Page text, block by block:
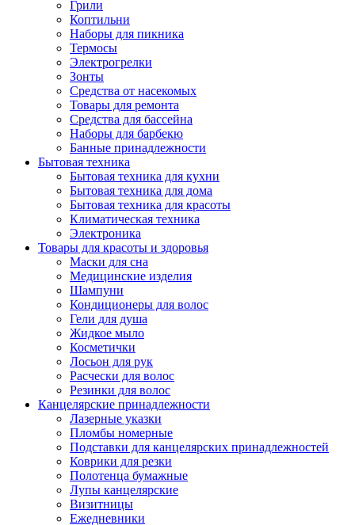
Грили
Коптильни
Наборы для пикника
Термосы
Электрогрелки
Зонты
Средства от насекомых
Товары для ремонта
Средства для бассейна
Наборы для барбекю
Банные принадлежности
Бытовая техника
Бытовая техника для кухни
Бытовая техника для дома
Бытовая техника для красоты
Климатическая техника
Электроника
Товары для красоты и здоровья
Маски для сна
Медицинские изделия
Шампуни
Кондиционеры для волос
Гели для душа
Жидкое мыло
Косметички
Лосьон для рук
Расчески для волос
Резинки для волос
Канцелярские принадлежности
Лазерные указки
Пломбы номерные
Подставки для канцелярских принадлежностей
Коврики для резки
Полотенца бумажные
Лупы канцелярские
Визитницы
Ежедневники